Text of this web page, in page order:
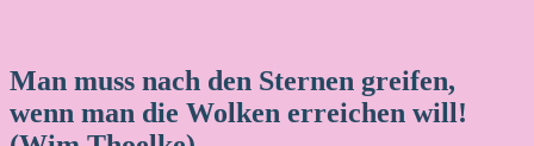
Man muss nach den Sternen greifen,
wenn man die Wolken erreichen will!